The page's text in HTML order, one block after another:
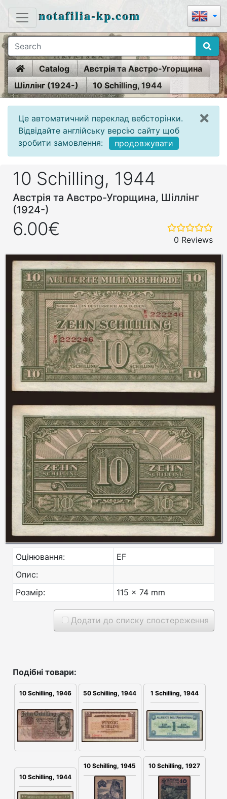
notafilia-kp.com
HomeCatalog
Австрія та Австро-Угорщина
Шіллінг (1924-)
10 Schilling, 1944
Це автоматичний переклад вебсторінки.
Відвідайте англійську версію сайту щоб
зробити замовлення:
продовжувати
10 Schilling, 1944
Австрія та Австро-Угорщина, Шіллінг
(1924-)
6.00€
0 Reviews
Оцінювання:
EF
Опис:
Розмір:
115 x 74 mm
Додати до списку спостереження
Подібні товари:
10 Schilling, 1946 50 Schilling, 1944 1 Schilling, 1944
10 Schilling, 1944
10 Schilling, 1945 10 Schilling, 1927